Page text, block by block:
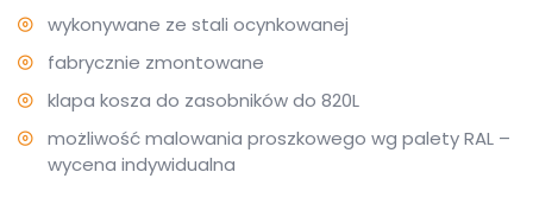
wykonywane ze stali ocynkowanej
fabrycznie zmontowane
klapa kosza do zasobników do 820L
możliwość malowania proszkowego wg palety RAL –
wycena indywidualna